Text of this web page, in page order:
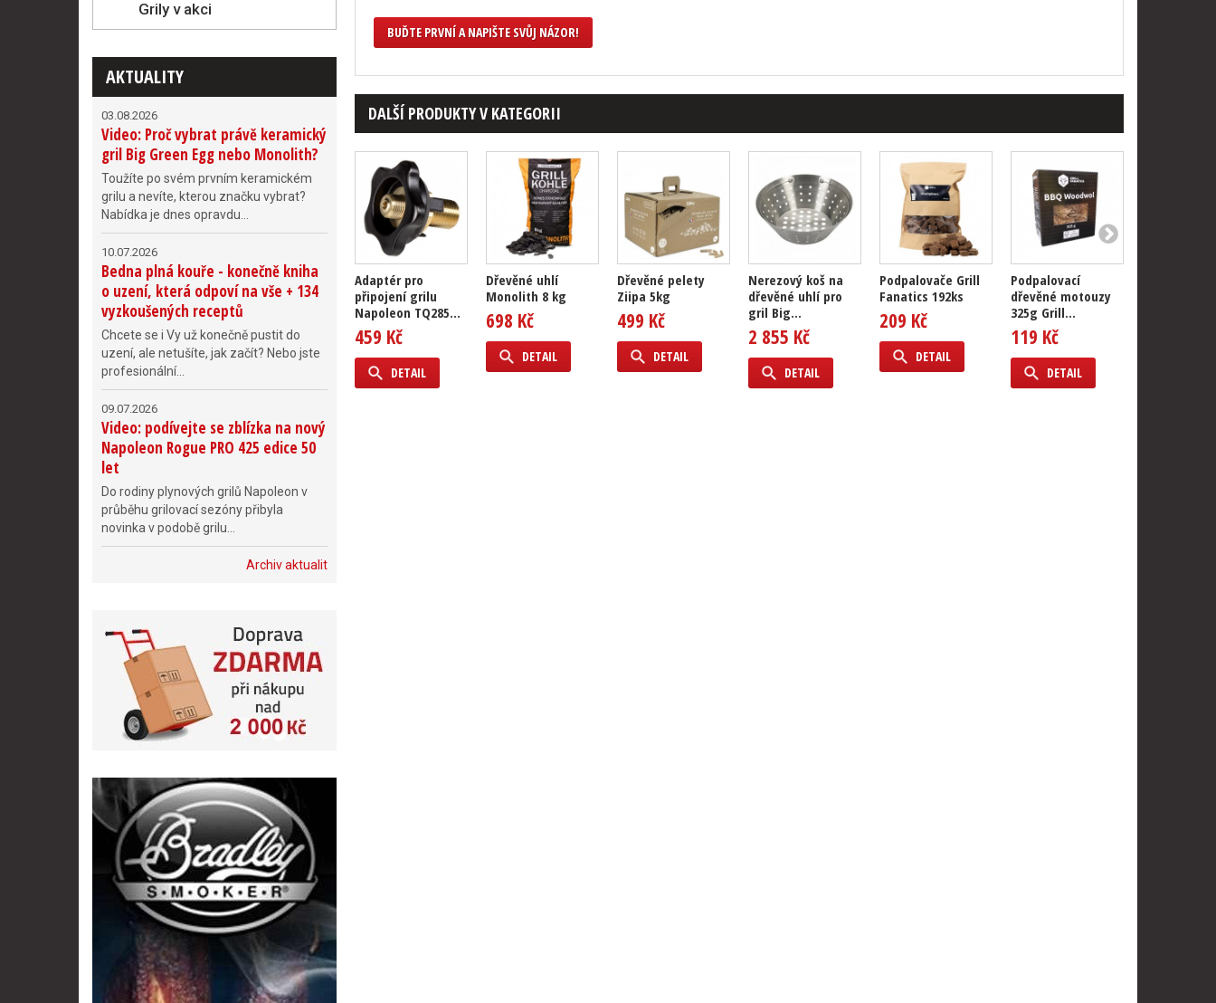
BUĎTE PRVNÍ A NAPIŠTE SVŮJ NÁZOR!
DALŠÍ PRODUKTY V KATEGORII
Adaptér pro
připojení grilu
Napoleon TQ285...
459 Kč
DETAIL
Dřevěné uhlí
Monolith 8 kg
698 Kč
DETAIL
Dřevěné pelety
Ziipa 5kg
499 Kč
DETAIL
Nerezový koš na
dřevěné uhlí pro
gril Big...
2 855 Kč
DETAIL
Podpalovače Grill
Fanatics 192ks
209 Kč
DETAIL
Podpalovací
dřevěné motouzy
325g Grill...
119 Kč
DETAIL
Grily v akci
AKTUALITY
03.08.2026
Video: Proč vybrat právě keramický
gril Big Green Egg nebo Monolith?
Toužíte po svém prvním keramickém
grilu a nevíte, kterou značku vybrat?
Nabídka je dnes opravdu...
10.07.2026
Bedna plná kouře - konečně kniha
o uzení, která odpoví na vše + 134
vyzkoušených receptů
Chcete se i Vy už konečně pustit do
uzení, ale netušíte, jak začít? Nebo jste
profesionální...
09.07.2026
Video: podívejte se zblízka na nový
Napoleon Rogue PRO 425 edice 50
let
Do rodiny plynových grilů Napoleon v
průběhu grilovací sezóny přibyla
novinka v podobě grilu...
Archiv aktualit